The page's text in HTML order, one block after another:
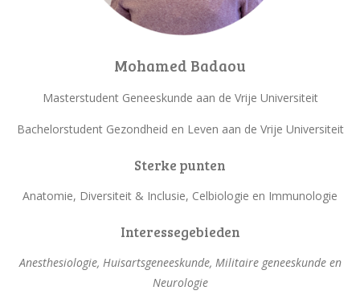
Mohamed Badaou
Masterstudent Geneeskunde aan de Vrije Universiteit
Bachelorstudent Gezondheid en Leven aan de Vrije Universiteit
Sterke punten
Anatomie, Diversiteit & Inclusie, Celbiologie en Immunologie
Interessegebieden
Anesthesiologie, Huisartsgeneeskunde, Militaire geneeskunde en
Neurologie